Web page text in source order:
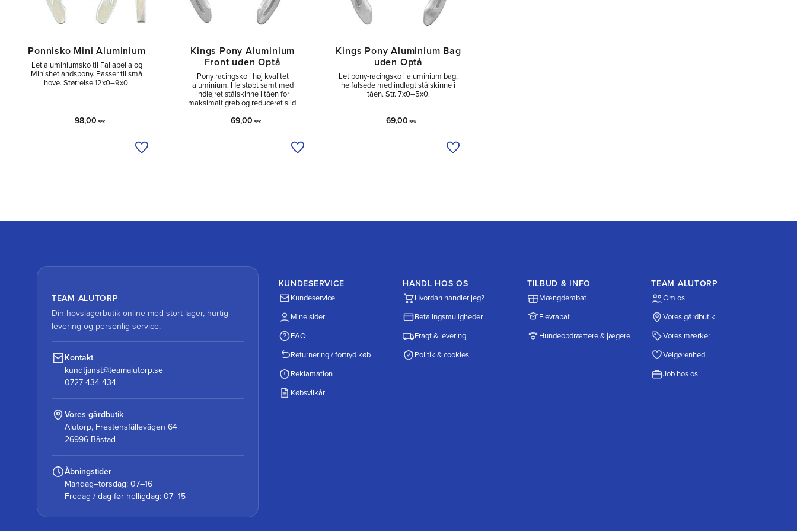
Ponnisko Mini Aluminium
Let aluminiumsko til Fallabella og
Minishetlandspony. Passer til små
hove. Størrelse 12x0–9x0.
98,00 SEK
Tilføj til ønskeliste
Kings Pony Aluminium
Front uden Optå
Pony racingsko i høj kvalitet
aluminium. Helstøbt samt med
indlejret stålskinne i tåen for
maksimalt greb og reduceret slid.
69,00 SEK
Tilføj til ønskeliste
Kings Pony Aluminium Bag
uden Optå
Let pony-racingsko i aluminium bag,
helfalsede med indlagt stålskinne i
tåen. Str. 7x0–5x0.
69,00 SEK
Tilføj til ønskeliste
TEAM ALUTORP
Din hovslagerbutik online med stort lager, hurtig
levering og personlig service.
Kontakt
kundtjanst@teamalutorp.se
0727-434 434
Vores gårdbutik
Alutorp, Frestensfällevägen 64
26996 Båstad
Åbningstider
Mandag–torsdag: 07–16
Fredag / dag før helligdag: 07–15
KUNDESERVICE
Kundeservice
Mine sider
FAQ
Returnering / fortryd køb
Reklamation
Købsvilkår
HANDL HOS OS
Hvordan handler jeg?
Betalingsmuligheder
Fragt & levering
Politik & cookies
TILBUD & INFO
Mængderabat
Elevrabat
Hundeopdrættere & jægere
TEAM ALUTORP
Om os
Vores gårdbutik
Vores mærker
Velgørenhed
Job hos os